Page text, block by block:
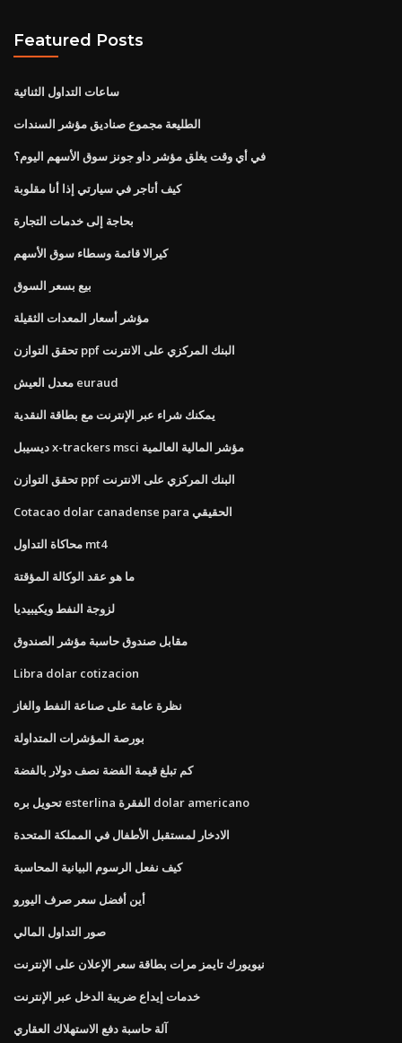
Featured Posts
ساعات التداول الثنائية
الطليعة مجموع صناديق مؤشر السندات
في أي وقت يغلق مؤشر داو جونز سوق الأسهم اليوم؟
كيف أتاجر في سيارتي إذا أنا مقلوبة
بحاجة إلى خدمات التجارة
كيرالا قائمة وسطاء سوق الأسهم
بيع بسعر السوق
مؤشر أسعار المعدات الثقيلة
تحقق التوازن ppf البنك المركزي على الانترنت
معدل العيش euraud
يمكنك شراء عبر الإنترنت مع بطاقة النقدية
ديسيبل x-trackers msci مؤشر المالية العالمية
تحقق التوازن ppf البنك المركزي على الانترنت
Cotacao dolar canadense para الحقيقي
محاكاة التداول mt4
ما هو عقد الوكالة المؤقتة
لزوجة النفط ويكيبيديا
مقابل صندوق حاسبة مؤشر الصندوق
Libra dolar cotizacion
نظرة عامة على صناعة النفط والغاز
بورصة المؤشرات المتداولة
كم تبلغ قيمة الفضة نصف دولار بالفضة
تحويل بره esterlina الفقرة dolar americano
الادخار لمستقبل الأطفال في المملكة المتحدة
كيف نفعل الرسوم البيانية المحاسبة
أين أفضل سعر صرف اليورو
صور التداول المالي
نيويورك تايمز مرات بطاقة سعر الإعلان على الإنترنت
خدمات إيداع ضريبة الدخل عبر الإنترنت
آلة حاسبة دفع الاستهلاك العقاري